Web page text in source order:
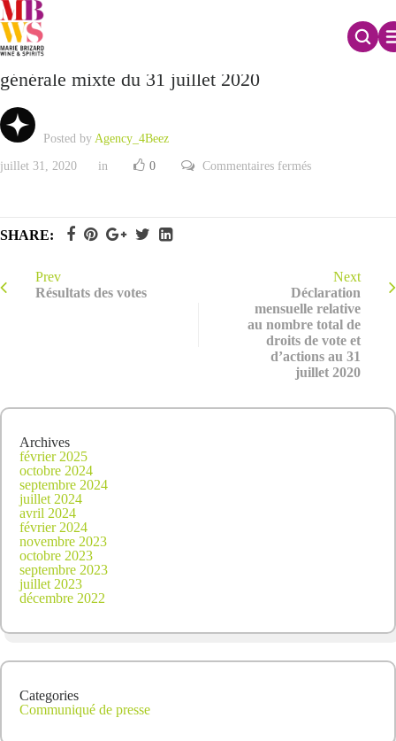
Résultats du vote des résolutions de l’assemblée
générale mixte du 31 juillet 2020
Posted by Agency_4Beez
juillet 31, 2020 in 0 Commentaires ferméssur
mixte
du
31
juillet
2020
SHARE:
Prev
Résultats des votes
Next
Déclaration
mensuelle relative
au nombre total de
droits de vote et
d’actions au 31
juillet 2020
Archives
février 2025
octobre 2024
septembre 2024
juillet 2024
avril 2024
février 2024
novembre 2023
octobre 2023
septembre 2023
juillet 2023
décembre 2022
Categories
Communiqué de presse